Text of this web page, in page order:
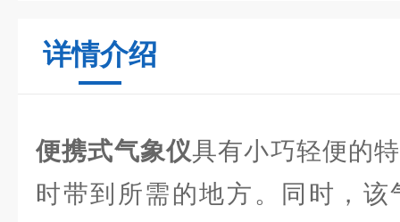
详情介绍
便携式气象仪具有小巧轻便的
时带到所需的地方。同时，